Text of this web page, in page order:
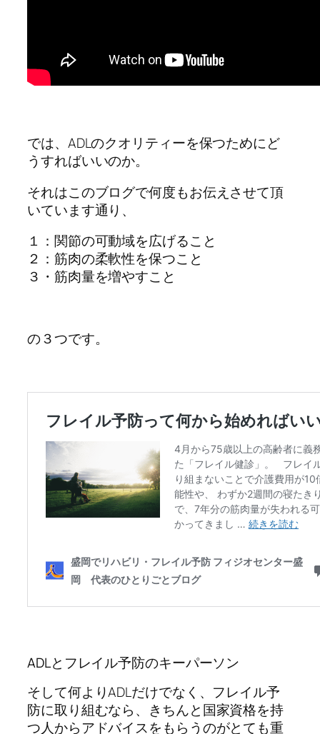
では、ADLのクオリティーを保つためにど
うすればいいのか。
それはこのブログで何度もお伝えさせて頂
いています通り、
１：関節の可動域を広げること
２：筋肉の柔軟性を保つこと
３・筋肉量を増やすこと
の３つです。
ADLとフレイル予防のキーパーソン
そして何よりADLだけでなく、フレイル予
防に取り組むなら、きちんと国家資格を持
つ人からアドバイスをもらうのがとても重